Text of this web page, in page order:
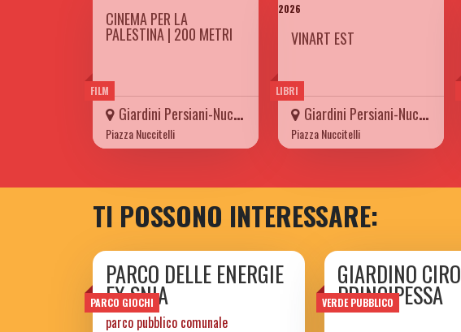
FILM
CINEMA PER LA
PALESTINA | 200 METRI
Giardini Persiani-Nuccitelli
Piazza Nuccitelli
LIBRI
2026
VINART EST
Giardini Persiani-Nuccitelli
Piazza Nuccitelli
TI POSSONO INTERESSARE:
PARCO GIOCHI
PARCO DELLE ENERGIE
EX SNIA
parco pubblico comunale
VERDE PUBBLICO
GIARDINO CIRO
PRINCIPESSA